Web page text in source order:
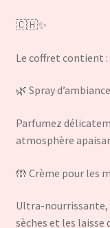
🇨🇭✨
Le coffret contient :
🌿 Spray
Parfumez
atmosphère
🤲 Crème pour les
Ultra-nourrissante,
sèches et les laisse